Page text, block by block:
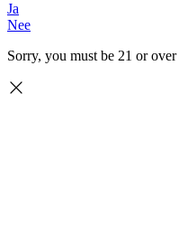
Ja
Nee
Sorry, you must be 21 or